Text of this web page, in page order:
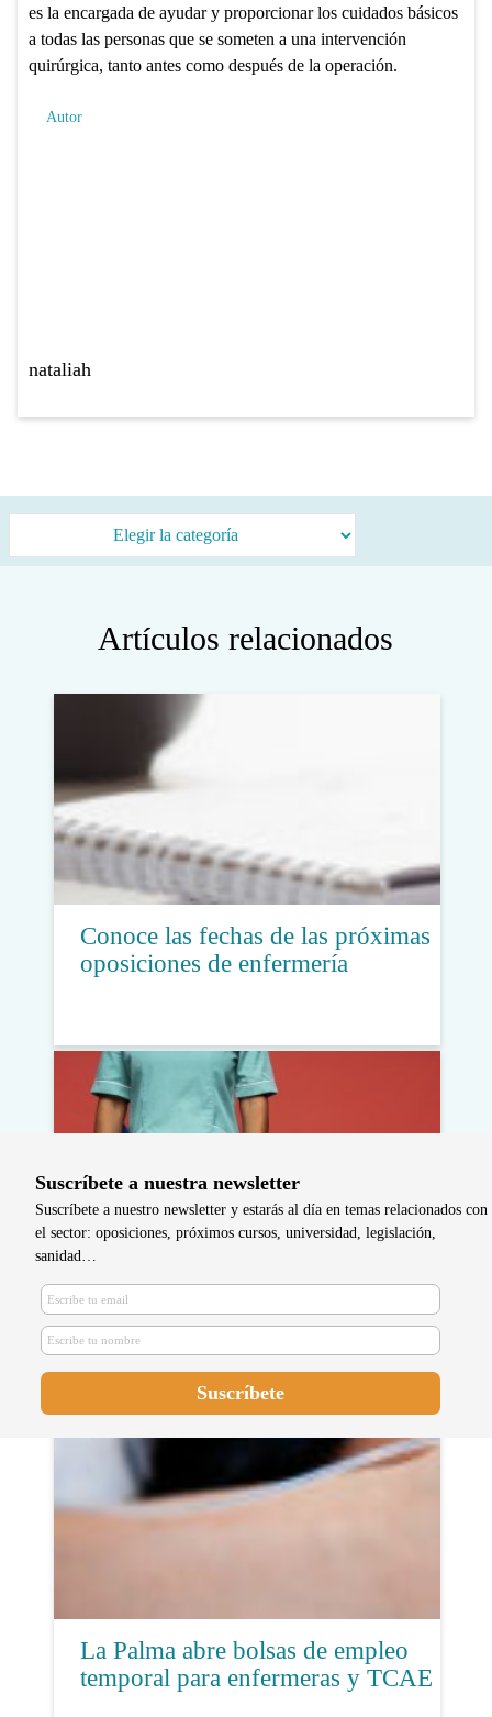
es la encargada de ayudar y proporcionar los cuidados básicos
a todas las personas que se someten a una intervención
quirúrgica, tanto antes como después de la operación.
Autor
nataliah
Artículos relacionados
Conoce las fechas de las próximas
oposiciones de enfermería
Máster de enfermería con más
salida: cuál escoger
La Palma abre bolsas de empleo
temporal para enfermeras y TCAE
Suscríbete a nuestra newsletter
Suscríbete a nuestro newsletter y estarás al día en temas relacionados con
el sector: oposiciones, próximos cursos, universidad, legislación,
sanidad…